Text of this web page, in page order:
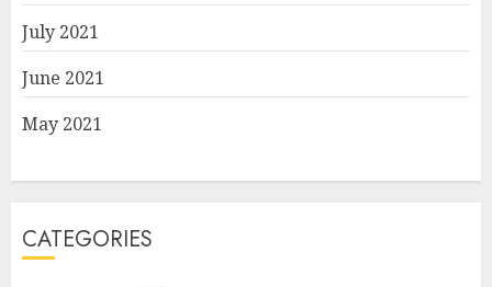
July 2021
June 2021
May 2021
CATEGORIES